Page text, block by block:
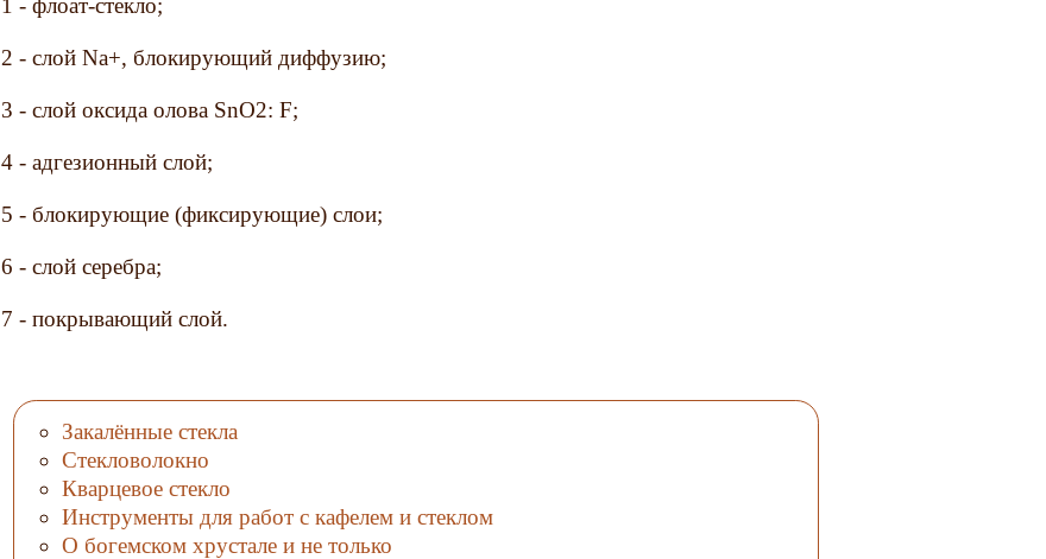
1 - флоат-стекло;
2 - слой Na+, блокирующий диффузию;
3 - слой оксида олова SnO2: F;
4 - адгезионный слой;
5 - блокирующие (фиксирующие) слои;
6 - слой серебра;
7 - покрывающий слой.
Закалённые стекла
Стекловолокно
Кварцевое стекло
Инструменты для работ с кафелем и стеклом
О богемском хрустале и не только